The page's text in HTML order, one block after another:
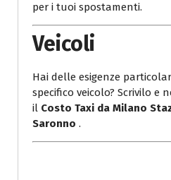
per i tuoi spostamenti.
Veicoli
Hai delle esigenze
specifico veicolo? Scrivilo e
il Costo Taxi da Milano
Saronno .